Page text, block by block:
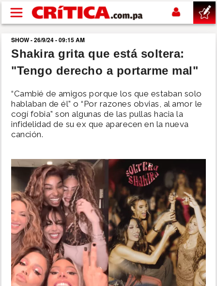
Pasar al contenido principal
buscar
SUCESOS
NACIONAL
POLÍTICA
DEPORTES
MUNDO
INSÓLITAS
MULTIMEDIA
SHOW - 26/9/24 - 09:15 AM
Shakira grita que está soltera:
"Tengo derecho a portarme mal"
“Cambié de amigos porque los que estaban solo
hablaban de él” o “Por razones obvias, al amor le
cogí fobia” son algunas de las pullas hacia la
infidelidad de su ex que aparecen en la nueva
canción.